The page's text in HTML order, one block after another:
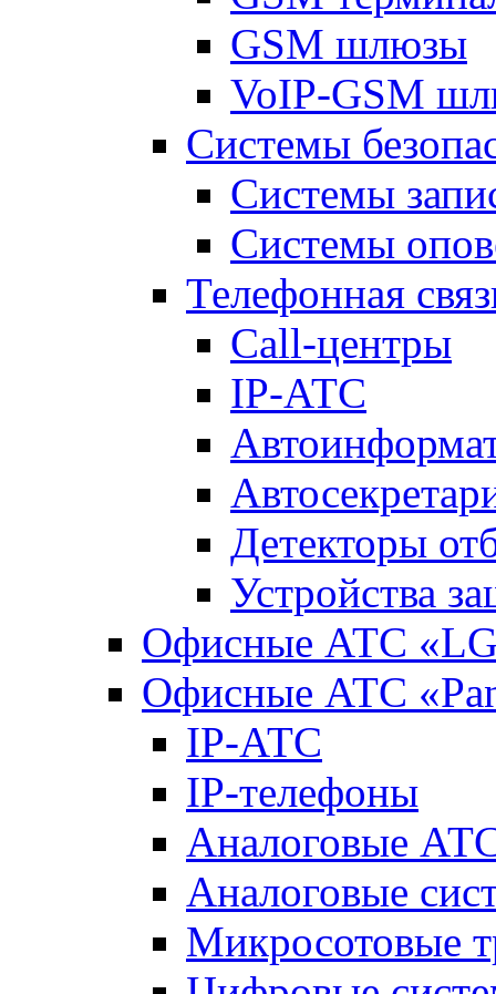
GSM шлюзы
VoIP-GSM
Системы
Системы
Системы
Телефонная
Call-центры
IP-АТС
Детекторы
Устройства
Офисные АТС
Офисные АТС
IP-АТС
IP-телефоны
Аналоговые
Аналоговые
Микросотовые